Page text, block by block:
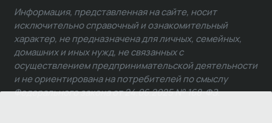
Информация, представленная на сайте, носит
исключительно справочный и ознакомительный
характер, не предназначена для личных, семейных,
домашних и иных нужд, не связанных с
осуществлением предпринимательской деятельности
и не ориентирована на потребителей по смыслу
Федерального закона от 24.06.2025 № 168-ФЗ.